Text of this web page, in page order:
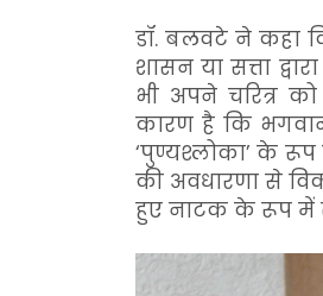
डॉ. बलवटे ने कहा
शासन या सत्ता
भी अपने चरित्र
कारण है कि भगवान
‘पुण्यश्लोका’ के
की अवधारणा से
हुए नाटक के रूप में